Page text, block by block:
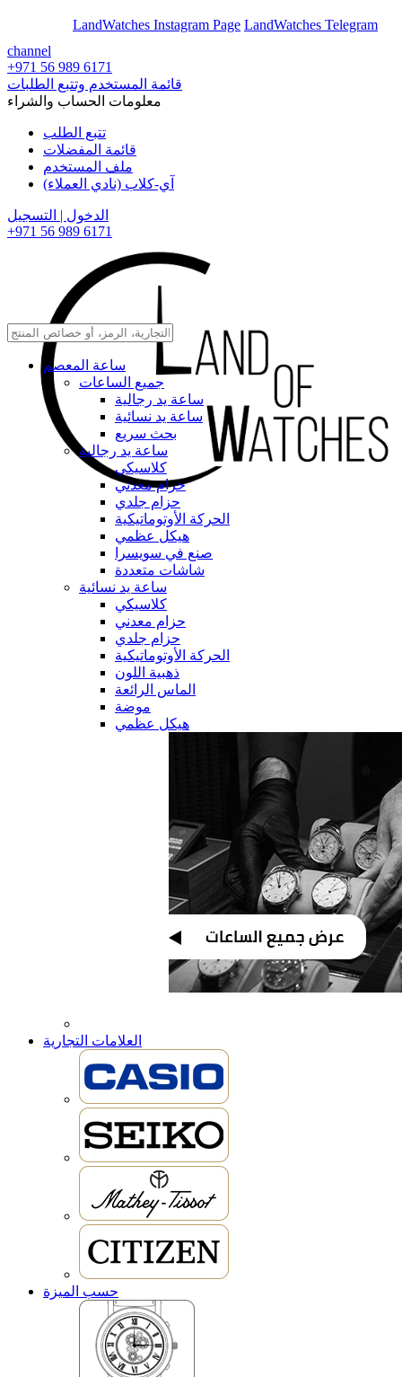
LandWatches Instagram Page LandWatches Telegram
channel
+971 56 989 6171
قائمة المستخدم وتتبع الطلبات
معلومات الحساب والشراء
تتبع الطلب
قائمة المفضلات
ملف المستخدم
آي-كلاب (نادي العملاء)
الدخول | التسجيل
+971 56 989 6171
ساعة المعصم
جميع الساعات
ساعة يد رجالية
ساعة يد نسائية
بحث سريع
ساعة يد رجالية
كلاسيكي
حزام معدني
حزام جلدي
الحركة الأوتوماتيكية
هيكل عظمي
صنع في سويسرا
شاشات متعددة
ساعة يد نسائية
كلاسيكي
حزام معدني
حزام جلدي
الحركة الأوتوماتيكية
ذهبية اللون
الماس الرائعة
موضة
هيكل عظمي
العلامات التجارية
حسب الميزة